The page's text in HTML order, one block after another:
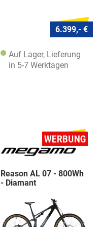
6.399,- €
Auf Lager, Lieferung
in 5-7 Werktagen
Reason AL 07 - 800Wh
- Diamant